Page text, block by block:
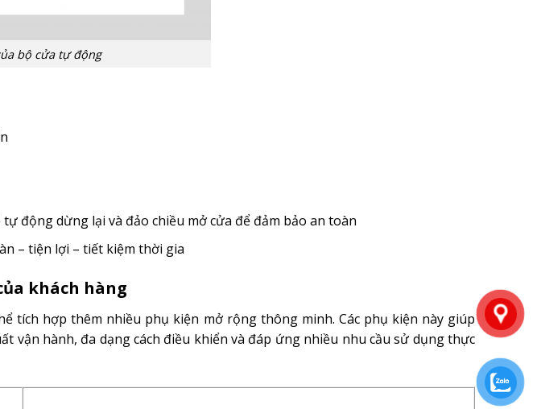
bộ cửa tự động
động dừng lại và đảo chiều mở cửa để đảm bảo an toàn
– tiện lợi – tiết kiệm thời gia
khách hàng
hợp thêm nhiều phụ kiện mở rộng thông minh. Các phụ kiện này giúp
vận hành, đa dạng cách điều khiển và đáp ứng nhiều nhu cầu sử dụng thực